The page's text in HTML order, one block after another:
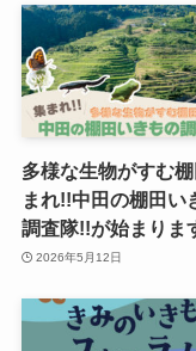
多様な生物がすむ
まれ!!中田の棚田い
調査隊!!が始まりま
2026年5月12日